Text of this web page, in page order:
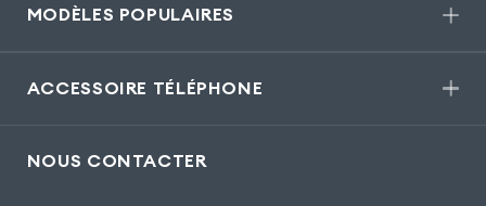
MODÈLES POPULAIRES
ACCESSOIRE TÉLÉPHONE
NOUS CONTACTER